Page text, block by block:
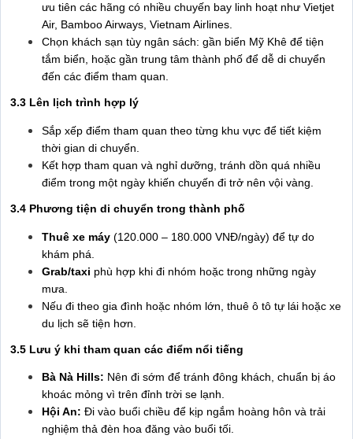
ưu tiên các hãng có nhiều chuyến bay linh hoạt như Vietjet
Air, Bamboo Airways, Vietnam Airlines.
Chọn khách sạn tùy ngân sách: gần biển Mỹ Khê để tiện
tắm biển, hoặc gần trung tâm thành phố để dễ di chuyển
đến các điểm tham quan.
3.3 Lên lịch trình hợp lý
Sắp xếp điểm tham quan theo từng khu vực để tiết kiệm
thời gian di chuyển.
Kết hợp tham quan và nghỉ dưỡng, tránh dồn quá nhiều
điểm trong một ngày khiến chuyến đi trở nên vội vàng.
3.4 Phương tiện di chuyển trong thành phố
Thuê xe máy (120.000 – 180.000 VNĐ/ngày) để tự do
khám phá.
Grab/taxi phù hợp khi đi nhóm hoặc trong những ngày
mưa.
Nếu đi theo gia đình hoặc nhóm lớn, thuê ô tô tự lái hoặc xe
du lịch sẽ tiện hơn.
3.5 Lưu ý khi tham quan các điểm nổi tiếng
Bà Nà Hills: Nên đi sớm để tránh đông khách, chuẩn bị áo
khoác mỏng vì trên đỉnh trời se lạnh.
Hội An: Đi vào buổi chiều để kịp ngắm hoàng hôn và trải
nghiệm thả đèn hoa đăng vào buổi tối.